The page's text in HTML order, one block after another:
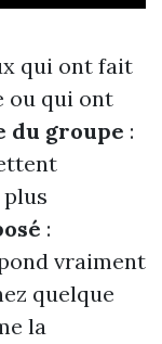
qui ont fait
ou qui ont
du groupe :
:
vraiment
quelque
la